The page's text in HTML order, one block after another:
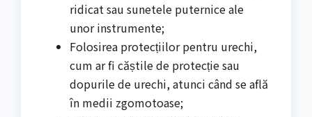
ridicat sau sunetele puternice ale
unor instrumente;
Folosirea protecțiilor pentru urechi,
cum ar fi căștile de protecție sau
dopurile de urechi, atunci când se află
în medii zgomotoase;